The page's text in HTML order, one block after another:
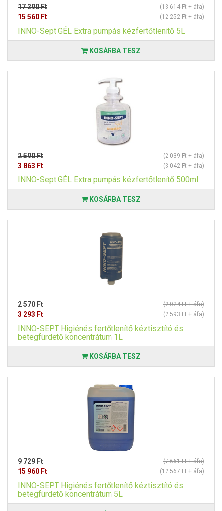
17 290 Ft (13 614 Ft + áfa)
15 560 Ft (12 252 Ft + áfa)
INNO-Sept GÉL Extra pumpás kézfertőtlenítő 5L
KOSÁRBA TESZ
2 590 Ft (2 039 Ft + áfa)
3 863 Ft (3 042 Ft + áfa)
INNO-Sept GÉL Extra pumpás kézfertőtlenítő 500ml
KOSÁRBA TESZ
2 570 Ft (2 024 Ft + áfa)
3 293 Ft (2 593 Ft + áfa)
INNO-SEPT Higiénés fertőtlenítő kéztisztító és
betegfürdető koncentrátum 1L
KOSÁRBA TESZ
9 729 Ft (7 661 Ft + áfa)
15 960 Ft (12 567 Ft + áfa)
INNO-SEPT Higiénés fertőtlenítő kéztisztító és
betegfürdető koncentrátum 5L